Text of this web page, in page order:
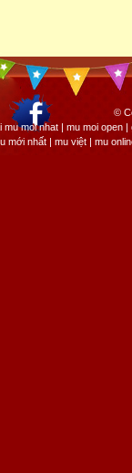
©
mu moi nhat | mu moi open
mới nhất | mu việt | mu